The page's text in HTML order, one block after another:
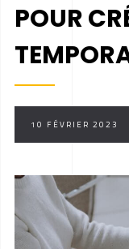
POUR
10 FÉVRIER 2023